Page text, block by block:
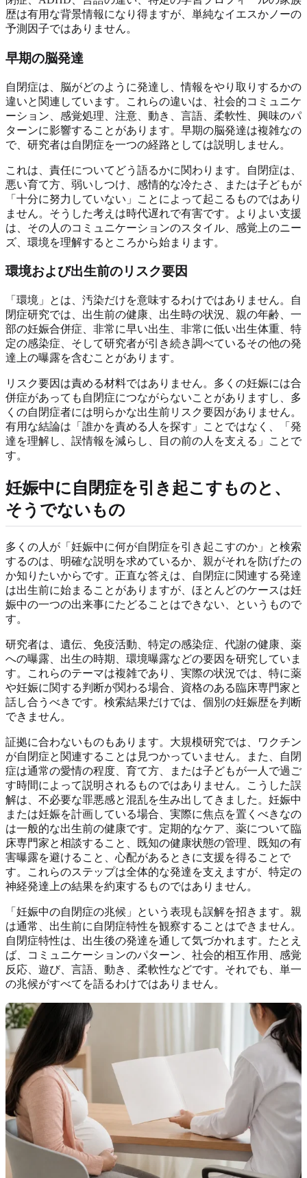
歴は有用な背景情報になり得ますが、単純なイエスかノーの
予測因子ではありません。
早期の脳発達
自閉症は、脳がどのように発達し、情報をやり取りするかの
違いと関連しています。これらの違いは、社会的コミュニケ
ーション、感覚処理、注意、動き、言語、柔軟性、興味のパ
ターンに影響することがあります。早期の脳発達は複雑なの
で、研究者は自閉症を一つの経路としては説明しません。
これは、責任についてどう語るかに関わります。自閉症は、
悪い育て方、弱いしつけ、感情的な冷たさ、または子どもが
「十分に努力していない」ことによって起こるものではあり
ません。そうした考えは時代遅れで有害です。よりよい支援
は、その人のコミュニケーションのスタイル、感覚上のニー
ズ、環境を理解するところから始まります。
環境および出生前のリスク要因
「環境」とは、汚染だけを意味するわけではありません。自
閉症研究では、出生前の健康、出生時の状況、親の年齢、一
部の妊娠合併症、非常に早い出生、非常に低い出生体重、特
定の感染症、そして研究者が引き続き調べているその他の発
達上の曝露を含むことがあります。
リスク要因は責める材料ではありません。多くの妊娠には合
併症があっても自閉症につながらないことがありますし、多
くの自閉症者には明らかな出生前リスク要因がありません。
有用な結論は「誰かを責める人を探す」ことではなく、「発
達を理解し、誤情報を減らし、目の前の人を支える」ことで
す。
妊娠中に自閉症を引き起こすものと、
そうでないもの
多くの人が「妊娠中に何が自閉症を引き起こすのか」と検索
するのは、明確な説明を求めているか、親がそれを防げたの
か知りたいからです。正直な答えは、自閉症に関連する発達
は出生前に始まることがありますが、ほとんどのケースは妊
娠中の一つの出来事にたどることはできない、というもので
す。
研究者は、遺伝、免疫活動、特定の感染症、代謝の健康、薬
への曝露、出生の時期、環境曝露などの要因を研究していま
す。これらのテーマは複雑であり、実際の状況では、特に薬
や妊娠に関する判断が関わる場合、資格のある臨床専門家と
話し合うべきです。検索結果だけでは、個別の妊娠歴を判断
できません。
証拠に合わないものもあります。大規模研究では、ワクチン
が自閉症と関連することは見つかっていません。また、自閉
症は通常の愛情の程度、育て方、または子どもが一人で過ご
す時間によって説明されるものではありません。こうした誤
解は、不必要な罪悪感と混乱を生み出してきました。妊娠中
または妊娠を計画している場合、実際に焦点を置くべきなの
は一般的な出生前の健康です。定期的なケア、薬について臨
床専門家と相談すること、既知の健康状態の管理、既知の有
害曝露を避けること、心配があるときに支援を得ることで
す。これらのステップは全体的な発達を支えますが、特定の
神経発達上の結果を約束するものではありません。
「妊娠中の自閉症の兆候」という表現も誤解を招きます。親
は通常、出生前に自閉症特性を観察することはできません。
自閉症特性は、出生後の発達を通して気づかれます。たとえ
ば、コミュニケーションのパターン、社会的相互作用、感覚
反応、遊び、言語、動き、柔軟性などです。それでも、単一
の兆候がすべてを語るわけではありません。